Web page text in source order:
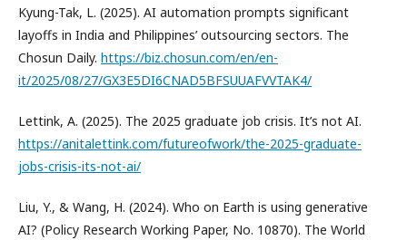
Kyung-Tak, L. (2025). AI automation prompts significant
layoffs in India and Philippines’ outsourcing sectors. The
Chosun Daily. https://biz.chosun.com/en/en-
it/2025/08/27/GX3E5DI6CNAD5BFSUUAFVVTAK4/
Lettink, A. (2025). The 2025 graduate job crisis. It’s not AI.
https://anitalettink.com/futureofwork/the-2025-graduate-
jobs-crisis-its-not-ai/
Liu, Y., & Wang, H. (2024). Who on Earth is using generative
AI? (Policy Research Working Paper, No. 10870). The World